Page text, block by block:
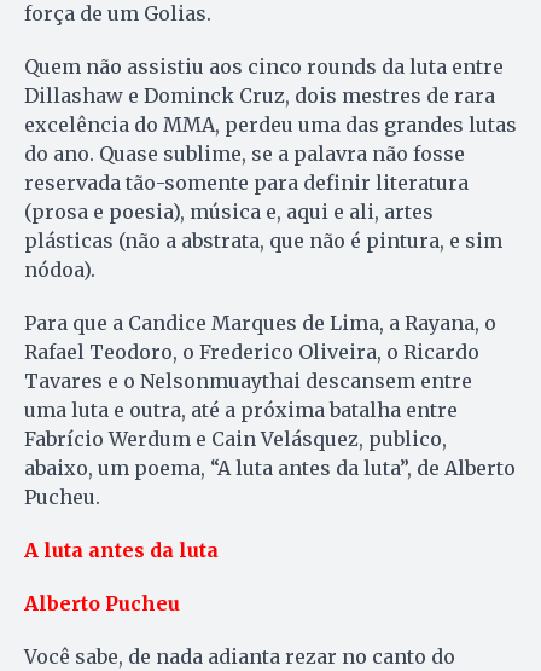
força de um Golias.
Quem não assistiu aos cinco rounds da luta entre
Dillashaw e Dominck Cruz, dois mestres de rara
excelência do MMA, perdeu uma das grandes lutas
do ano. Quase sublime, se a palavra não fosse
reservada tão-somente para definir literatura
(prosa e poesia), música e, aqui e ali, artes
plásticas (não a abstrata, que não é pintura, e sim
nódoa).
Para que a Candice Marques de Lima, a Rayana, o
Rafael Teodoro, o Frederico Oliveira, o Ricardo
Tavares e o Nelsonmuaythai descansem entre
uma luta e outra, até a próxima batalha entre
Fabrício Werdum e Cain Velásquez, publico,
abaixo, um poema, “A luta antes da luta”, de Alberto
Pucheu.
A luta antes da luta
Alberto Pucheu
Você sabe, de nada adianta rezar no canto do